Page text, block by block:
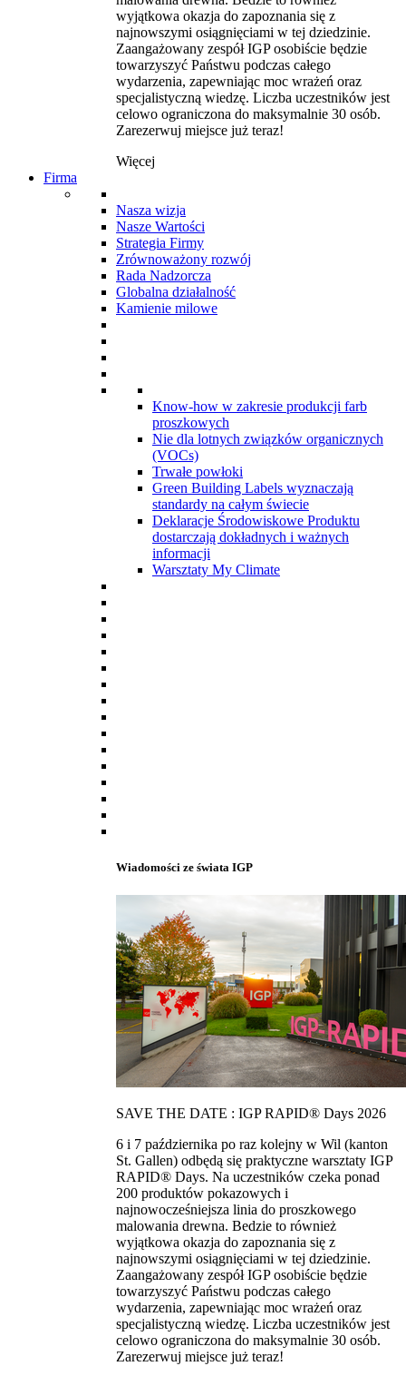
wyjątkowa okazja do zapoznania się z
najnowszymi osiągnięciami w tej dziedzinie.
Zaangażowany zespół IGP osobiście będzie
towarzyszyć Państwu podczas całego
wydarzenia, zapewniając moc wrażeń oraz
specjalistyczną wiedzę. Liczba uczestników jest
celowo ograniczona do maksymalnie 30 osób.
Zarezerwuj miejsce już teraz!
Więcej
Firma
Nasza wizja
Nasze Wartości
Strategia Firmy
Zrównoważony rozwój
Rada Nadzorcza
Globalna działalność
Kamienie milowe
Know-how w zakresie produkcji farb
proszkowych
Nie dla lotnych związków organicznych
(VOCs)
Trwałe powłoki
Green Building Labels wyznaczają
standardy na całym świecie
Deklaracje Środowiskowe Produktu
dostarczają dokładnych i ważnych
informacji
Warsztaty My Climate
Wiadomości ze świata IGP
SAVE THE DATE : IGP RAPID® Days 2026
6 i 7 października po raz kolejny w Wil (kanton
St. Gallen) odbędą się praktyczne warsztaty IGP
RAPID® Days. Na uczestników czeka ponad
200 produktów pokazowych i
najnowocześniejsza linia do proszkowego
malowania drewna. Bedzie to również
wyjątkowa okazja do zapoznania się z
najnowszymi osiągnięciami w tej dziedzinie.
Zaangażowany zespół IGP osobiście będzie
towarzyszyć Państwu podczas całego
wydarzenia, zapewniając moc wrażeń oraz
specjalistyczną wiedzę. Liczba uczestników jest
celowo ograniczona do maksymalnie 30 osób.
Zarezerwuj miejsce już teraz!